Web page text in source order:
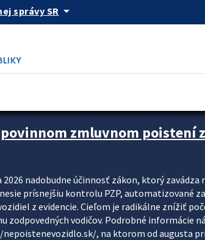
správy SR arrow_drop_down
zmluvnom poistení
2026 nadobudne účinnosť zákon, ktorý
prísnejšiu kontrolu PZP, automatizované
z evidencie. Cieľom je radikálne znížiť
zodpovedných vodičov. Podrobné informácie
, na ktorom od augusta